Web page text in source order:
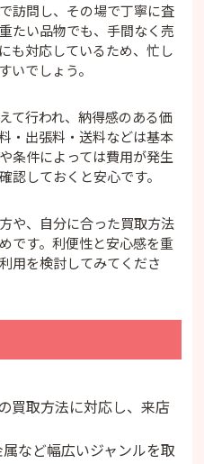
訪問し、その場で丁寧に査
たい品物でも、手間なく売
も対応しているため、忙し
いでしょう。
て行われ、納得感のある価
・出張料・送料などは基本
条件によっては費用が発生
認しておくと安心です。
や、自分に合った買取方法
です。利便性と安心感を重
用を検討してみてくださ
買取方法に対応し、来店
など幅広いジャンルを取